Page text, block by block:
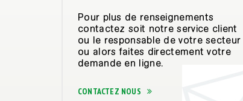
Pour plus de renseignements
contactez soit notre service client
ou le responsable de votre secteur
ou alors faites directement votre
demande en ligne.
CONTACTEZ NOUS